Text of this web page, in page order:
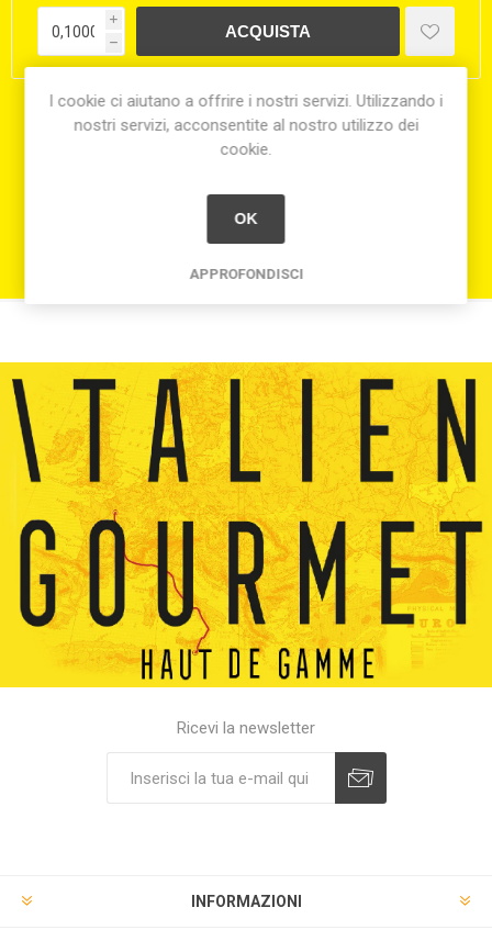
i
h
Condividi:
Ricevi la newsletter
INFORMAZIONI
I cookie ci aiutano a offrire i nostri servizi. Utilizzando i
nostri servizi, acconsentite al nostro utilizzo dei
cookie.
OK
APPROFONDISCI